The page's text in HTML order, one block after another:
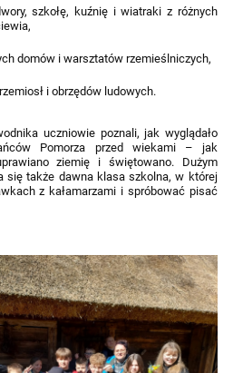
szkołę, kuźnię i wiatraki z różnych
domów i warsztatów rzemieślniczych,
i obrzędów ludowych.
uczniowie poznali, jak wyglądało
Pomorza przed wiekami – jak
ziemię i świętowano. Dużym
się także dawna klasa szkolna, w której
z kałamarzami i spróbować pisać